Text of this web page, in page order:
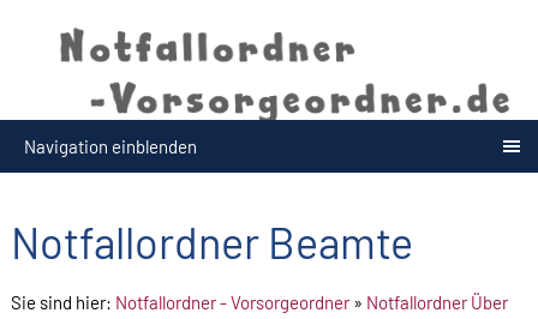
Navigation einblenden
Notfallordner Beamte
Sie sind hier: Notfallordner - Vorsorgeordner» Notfallordner Über